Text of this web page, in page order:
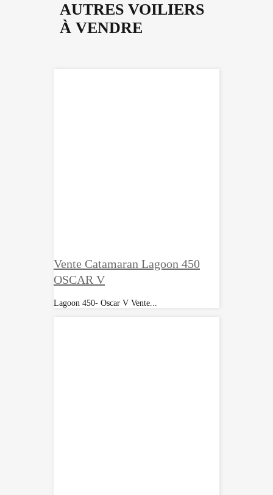
AUTRES VOILIERS
À VENDRE
Vente Catamaran Lagoon 450
OSCAR V
Lagoon 450- Oscar V Vente...